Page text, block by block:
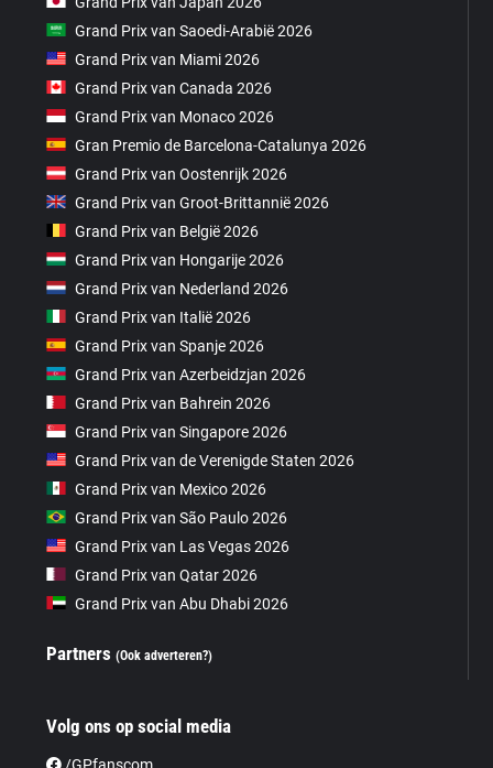
Grand Prix van Saoedi-Arabië 2026
Grand Prix van Miami 2026
Grand Prix van Canada 2026
Grand Prix van Monaco 2026
Gran Premio de Barcelona-Catalunya 2026
Grand Prix van Oostenrijk 2026
Grand Prix van Groot-Brittannië 2026
Grand Prix van België 2026
Grand Prix van Hongarije 2026
Grand Prix van Nederland 2026
Grand Prix van Italië 2026
Grand Prix van Spanje 2026
Grand Prix van Azerbeidzjan 2026
Grand Prix van Bahrein 2026
Grand Prix van Singapore 2026
Grand Prix van de Verenigde Staten 2026
Grand Prix van Mexico 2026
Grand Prix van São Paulo 2026
Grand Prix van Las Vegas 2026
Grand Prix van Qatar 2026
Grand Prix van Abu Dhabi 2026
Partners(Ook adverteren?)
Volg ons op social media